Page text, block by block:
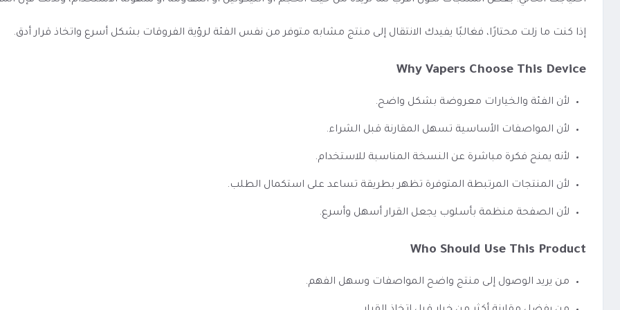
إذا كنت ما زلت محتارًا، فغالبًا يفيدك الانتقال إلى منتج مشابه متوفر من نفس الفئة لرؤية الفروقات بشكل أسرع واتخاذ قرار أدق.
Why Vapers Choose This Device
لأن الفئة والخيارات معروضة بشكل واضح.
لأن المواصفات الأساسية تسهل المقارنة قبل الشراء.
لأنه يمنح فكرة مباشرة عن النسخة المناسبة للاستخدام.
لأن المنتجات المرتبطة المتوفرة تظهر بطريقة تساعد على استكمال الطلب.
لأن الصفحة منظمة بأسلوب يجعل القرار أسهل وأسرع.
Who Should Use This Product
من يريد الوصول إلى منتج واضح المواصفات وسهل الفهم.